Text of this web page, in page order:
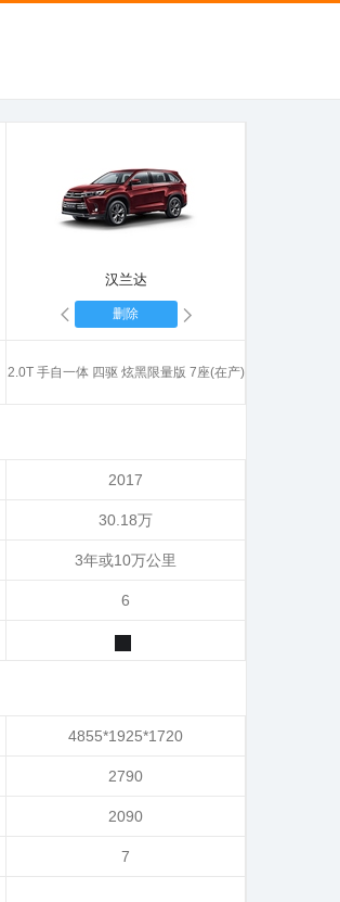
汉兰达
删除
2.0T 手自一体 四驱 炫黑限量版 7座(在产)
2017
30.18万
3年或10万公里
6
4855*1925*1720
2790
2090
7